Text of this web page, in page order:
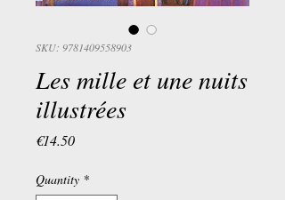
SKU: 9781409558903
Les mille et une nuits
illustrées
€14.50Price
Quantity *